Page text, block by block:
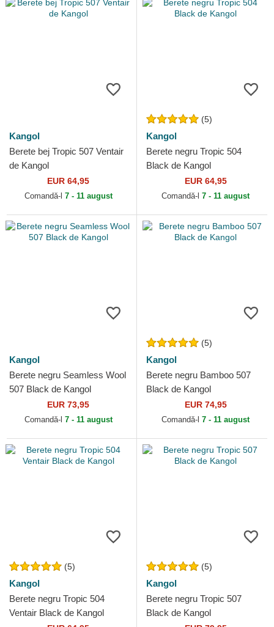
Kangol
Berete bej Tropic 507 Ventair
de Kangol
EUR 64,95
Comandă-l 7 - 11 august
(5)
Kangol
Berete negru Tropic 504
Black de Kangol
EUR 64,95
Comandă-l 7 - 11 august
Kangol
Berete negru Seamless Wool
507 Black de Kangol
EUR 73,95
Comandă-l 7 - 11 august
(5)
Kangol
Berete negru Bamboo 507
Black de Kangol
EUR 74,95
Comandă-l 7 - 11 august
(5)
Kangol
Berete negru Tropic 504
Ventair Black de Kangol
(5)
Kangol
Berete negru Tropic 507
Black de Kangol